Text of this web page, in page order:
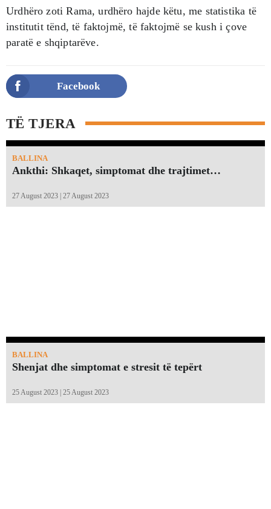
Urdhëro zoti Rama, urdhëro hajde këtu, me statistika të
institutit tënd, të faktojmë, të faktojmë se kush i çove
paratë e shqiptarëve.
Facebook
TË TJERA
BALLINA
Ankthi: Shkaqet, simptomat dhe trajtimet…
27 August 2023 | 27 August 2023
BALLINA
Shenjat dhe simptomat e stresit të tepërt
25 August 2023 | 25 August 2023